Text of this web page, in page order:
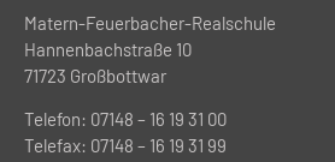
Matern-Feuerbacher-Realschule
Hannenbachstraße 10
71723 Großbottwar
Telefon: 07148 – 16 19 31 00
Telefax: 07148 – 16 19 31 99